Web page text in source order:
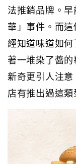
法推銷品牌。
華」事件。而
經知道味道如
著一堆染了醬
新奇更引人注
店有推出過這類